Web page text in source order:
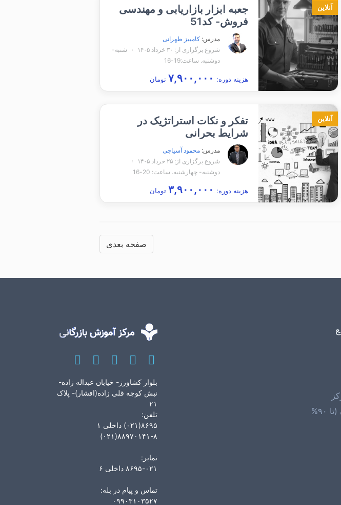
آنلاین
جعبه ابزار بازاریابی و مهندسی
فروش- کد51
مدرس: کامبیز طهرانی
شروع برگزاری از: ۳۰ خرداد ۱۴۰۵
شنبه-
دوشنبه. ساعت:19-16
هزینه دوره: تومان
آنلاین
تفکر و نکات استراتژیک در
شرایط بحرانی
مدرس: محمود آسیاچی
شروع برگزاری از: ۲۵ خرداد ۱۴۰۵
دوشنبه- چهارشنبه. ساعت: 20-16
هزینه دوره: تومان
صفحه بعدی
ثبت‌نام دانش‌بنیان (تا ۹۰%
بلوار کشاورز- خیابان عبداله زاده-
نبش کوچه قلی زاده(افشار)- پلاک
۲۱
تلفن:
۸۶۹۵(۰۲۱) داخلی ۱
۸۸۹۷۰۱۴۱-۸(۰۲۱)
نمابر:
۸۶۹۵-۰۲۱ داخلی ۶
تماس و پیام در بله:
۰۹۹۰۳۱۰۳۵۲۷